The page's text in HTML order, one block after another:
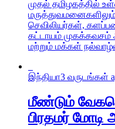
முதல் தமிழகத்தில்
செவிலியர்கள்,
கட்டாயம் முகக்கவசம்
மற்றும் மக்கள்
இந்தியா3 வருடங்கள்
மீண்டும்
பிரதமர்